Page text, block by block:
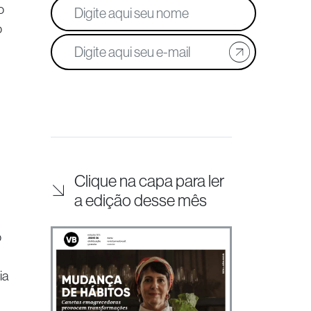
Clique na capa para ler
a edição desse mês